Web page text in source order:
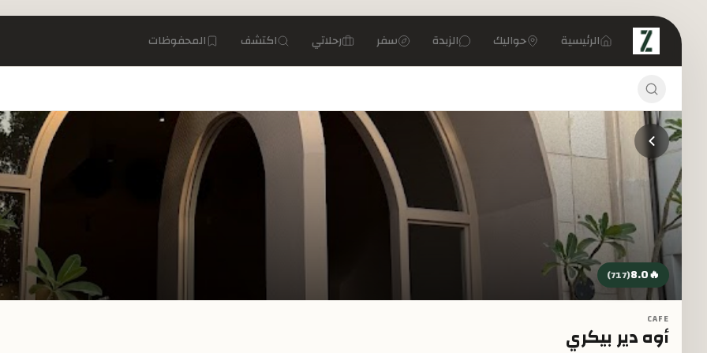
تخطي إلى المحتوى الرئيسي
الرئيسية حواليك الزبدة سفر رحلاتي اكتشف المحفوظات
🔥
8.0
(
717
)
CAFE
أوه دير بيكري